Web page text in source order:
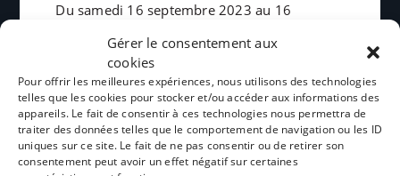
Gérer le consentement aux
cookies
Pour offrir les meilleures expériences, nous utilisons des technologies
telles que les cookies pour stocker et/ou accéder aux informations des
appareils. Le fait de consentir à ces technologies nous permettra de
traiter des données telles que le comportement de navigation ou les ID
uniques sur ce site. Le fait de ne pas consentir ou de retirer son
consentement peut avoir un effet négatif sur certaines
Du samedi 16 septembre 2023 au 16
(calendrier de l’éducation nationale zone C)
Fermetures exceptionnelles prévues :
Du lundi 18 décembre 2023 au samedi 23
décembre 2023